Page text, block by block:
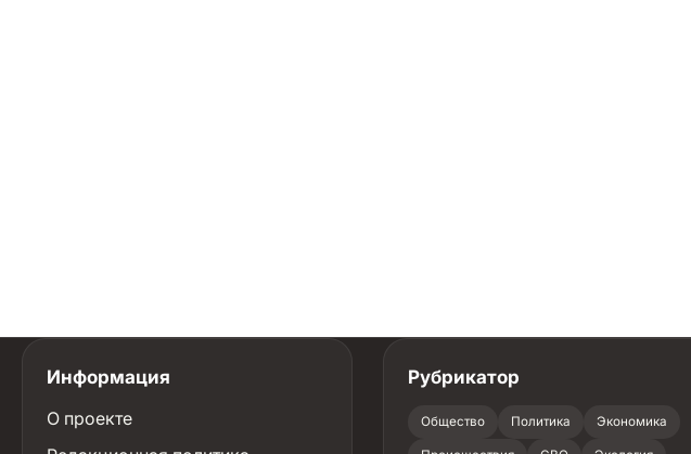
Информация
О проекте
Рубрикатор
Общество Политика Экономика